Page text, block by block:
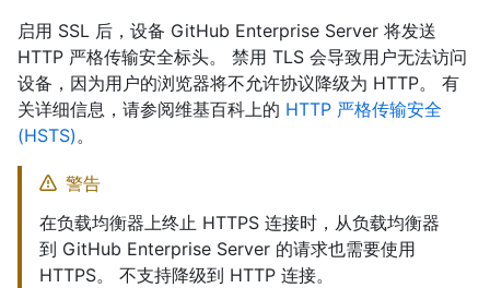
启用 SSL 后，设备 GitHub Enterprise Server 将发送
HTTP 严格传输安全标头。 禁用 TLS 会导致用户无法访问
设备，因为用户的浏览器将不允许协议降级为 HTTP。 有
关详细信息，请参阅维基百科上的 HTTP 严格传输安全
(HSTS)。
警告
在负载均衡器上终止 HTTPS 连接时，从负载均衡器
到 GitHub Enterprise Server 的请求也需要使用
HTTPS。 不支持降级到 HTTP 连接。